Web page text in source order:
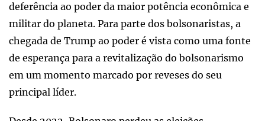
deferência ao poder da maior potência econômica e
militar do planeta. Para parte dos bolsonaristas, a
chegada de Trump ao poder é vista como uma fonte
de esperança para a revitalização do bolsonarismo
em um momento marcado por reveses do seu
principal líder.